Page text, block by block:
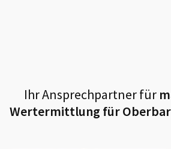
Ihr Ansprechpartner für
Wertermittlung für